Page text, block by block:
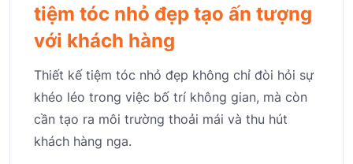
tiệm tóc nhỏ đẹp tạo ấn tượng
với khách hàng
Thiết kế tiệm tóc nhỏ đẹp không chỉ đòi hỏi sự
khéo léo trong việc bố trí không gian, mà còn
cần tạo ra môi trường thoải mái và thu hút
khách hàng nga.